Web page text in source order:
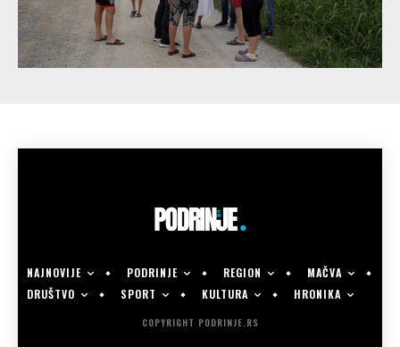
NAJNOVIJE PODRINJE REGION
MAČVA
DRUŠTVO
SPORT KULTURA HRONIKA
COPYRIGHT PODRINJE.RS